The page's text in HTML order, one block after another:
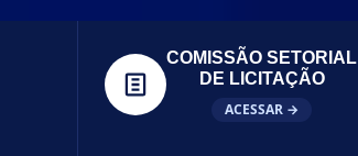
COMISSÃO SETORIAL
DE LICITAÇÃO
ACESSAR →